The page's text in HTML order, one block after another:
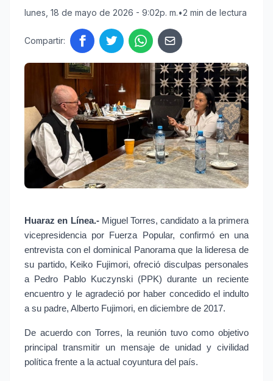
lunes, 18 de mayo de 2026 - 9:02p. m.•2 min de lectura
Compartir:
Huaraz en Línea.- Miguel Torres, candidato a la primera
vicepresidencia por Fuerza Popular, confirmó en una
entrevista con el dominical Panorama que la lideresa de
su partido, Keiko Fujimori, ofreció disculpas personales
a Pedro Pablo Kuczynski (PPK) durante un reciente
encuentro y le agradeció por haber concedido el indulto
a su padre, Alberto Fujimori, en diciembre de 2017.
De acuerdo con Torres, la reunión tuvo como objetivo
principal transmitir un mensaje de unidad y civilidad
política frente a la actual coyuntura del país.